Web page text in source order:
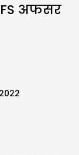
अफसर